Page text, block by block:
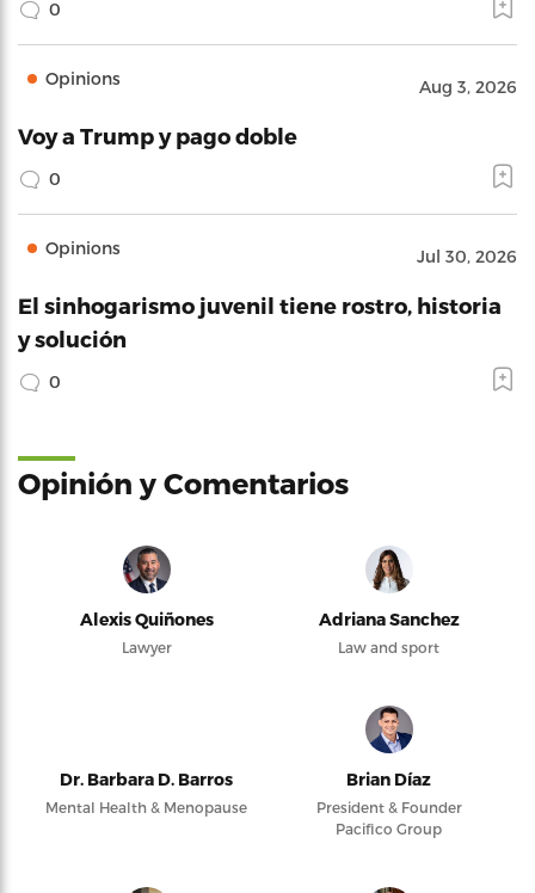
0
Opinions Aug 3, 2026
Voy a Trump y pago doble
0
Opinions Jul 30, 2026
El sinhogarismo juvenil tiene rostro, historia
y solución
0
Opinión y Comentarios
Alexis Quiñones
Lawyer
Adriana Sanchez
Law and sport
Dr. Barbara D. Barros
Mental Health & Menopause
Brian Díaz
President & Founder
Pacifico Group